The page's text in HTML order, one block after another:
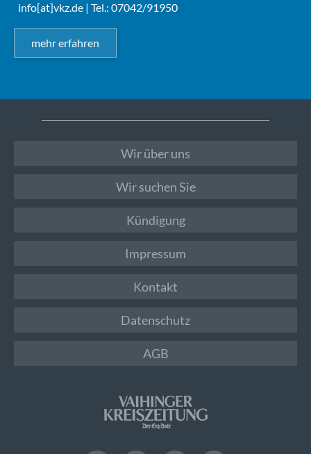
info[at]vkz.de | Tel.: 07042/91950
mehr erfahren
Wir über uns
Wir suchen Sie
Kündigung
Impressum
Kontakt
Datenschutz
AGB